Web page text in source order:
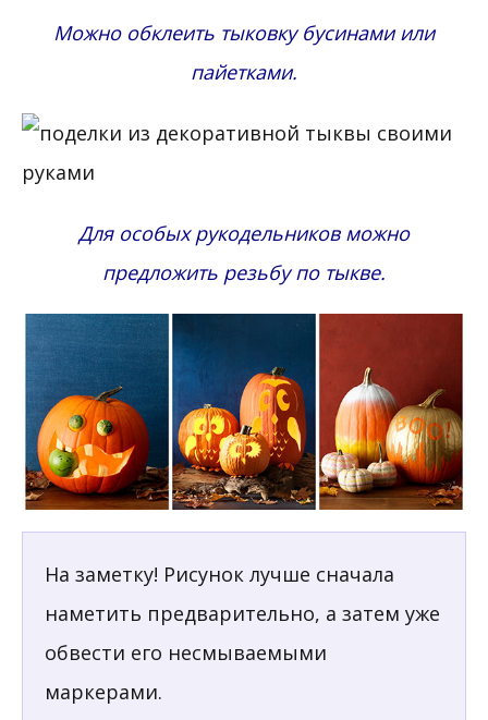
Можно обклеить тыковку бусинами или
пайетками.
Для особых рукодельников можно
предложить резьбу по тыкве.
На заметку! Рисунок лучше сначала
наметить предварительно, а затем уже
обвести его несмываемыми
маркерами.